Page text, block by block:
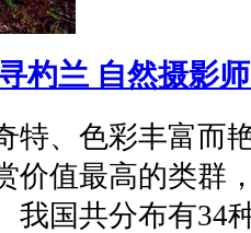
杓兰 自然摄影
特、色彩丰富而
价值最高的类群
我国共分布有